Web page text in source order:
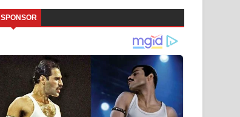
SPONSOR